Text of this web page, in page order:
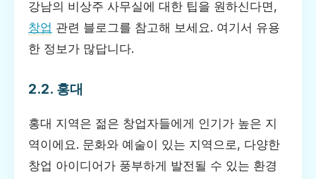
강남의 비상주 사무실에 대한 팁을 원하신다면,
창업 관련 블로그를 참고해 보세요. 여기서 유용
한 정보가 많답니다.
2.2. 홍대
홍대 지역은 젊은 창업자들에게 인기가 높은 지
역이에요. 문화와 예술이 있는 지역으로, 다양한
창업 아이디어가 풍부하게 발전될 수 있는 환경